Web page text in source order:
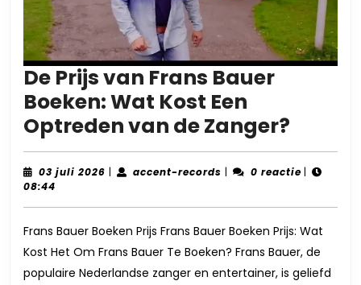
De Prijs van Frans Bauer
Boeken: Wat Kost Een
Optreden van de Zanger?
Prijs
van
Bauer
Wat
03 juli 2026 03
| accent-records accent-
| 0 reactie |
08:44
Frans Bauer Boeken Prijs Frans Bauer Boeken Prijs: Wat
Kost Het Om Frans Bauer Te Boeken? Frans Bauer, de
populaire Nederlandse zanger en entertainer, is geliefd